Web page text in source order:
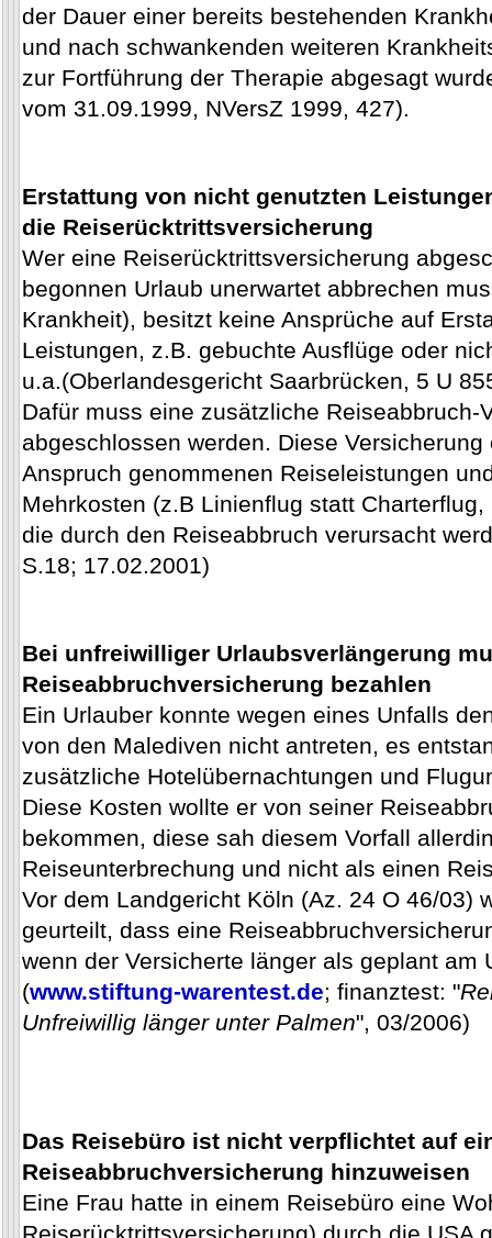
der Dauer einer bereits bestehenden
und nach schwankenden weiteren
zur Fortführung der Therapie abgesagt
vom 31.09.1999, NVersZ 1999, 427).
Erstattung von nicht genutzten
die Reiserücktrittsversicherung
Wer eine Reiserücktrittsversicherung
begonnen Urlaub unerwartet abbrechen
Krankheit), besitzt keine Ansprüche auf
Leistungen, z.B. gebuchte Ausflüge oder
u.a.(Oberlandesgericht Saarbrücken, 5 U
Dafür muss eine zusätzliche Reiseabbruch-
abgeschlossen werden. Diese
Anspruch genommenen Reiseleistungen
Mehrkosten (z.B Linienflug statt
die durch den Reiseabbruch verursacht
S.18; 17.02.2001)
Bei unfreiwilliger Urlaubsverlängerung
Reiseabbruchversicherung bezahlen
Ein Urlauber konnte wegen eines Unfalls
von den Malediven nicht antreten, es
zusätzliche Hotelübernachtungen und
Diese Kosten wollte er von seiner
bekommen, diese sah diesem Vorfall
Reiseunterbrechung und nicht als einen
Vor dem Landgericht Köln (Az. 24 O 46/03)
geurteilt, dass eine
wenn der Versicherte länger als geplant am
(www.stiftung-warentest.de; finanztest: "
Unfreiwillig länger unter Palmen", 03/2006)
Das Reisebüro ist nicht verpflichtet auf
Reiseabbruchversicherung hinzuweisen
Eine Frau hatte in einem Reisebüro eine